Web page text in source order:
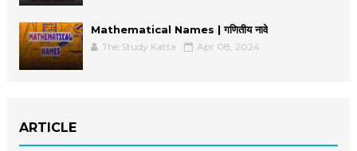
Mathematical Names | गणितीय नावे
The Study Katta Apr 08, 2024
ARTICLE